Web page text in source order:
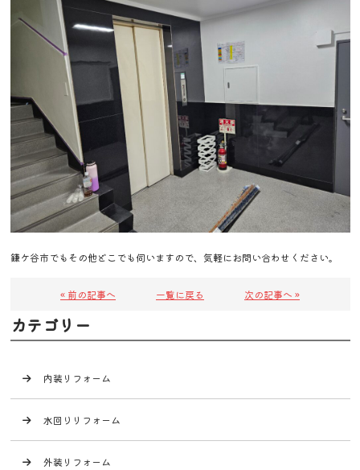
鎌ケ谷市でもその他どこでも伺いますので、気軽にお問い合わせください。
« 前の記事へ 一覧に戻る 次の記事へ »
カテゴリー
内装リフォーム
水回りリフォーム
外装リフォーム